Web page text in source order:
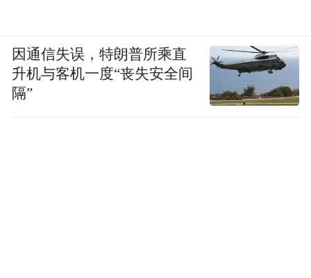
因通信失误，特朗普所乘直
升机与客机一度“丧失安全间
隔”